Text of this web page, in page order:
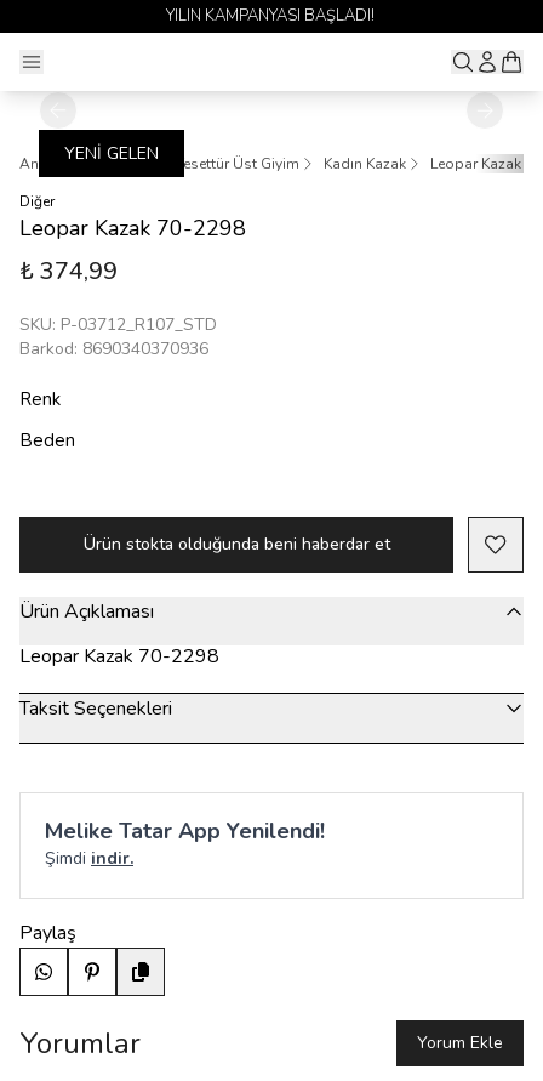
YILIN KAMPANYASI BAŞLADI!
YENİ GELEN
Ana Sayfa Giyim Tesettür Üst Giyim Kadın Kazak
Leopar Kazak
Diğer
Leopar Kazak 70-2298
₺ 374,99
SKU: P-03712_R107_STD
Barkod: 8690340370936
Renk
Beden
Ürün stokta olduğunda beni haberdar et
Ürün Açıklaması
Leopar Kazak 70-2298
Taksit Seçenekleri
Melike Tatar App Yenilendi!
Şimdi indir.
Paylaş
Yorumlar Yorum Ekle